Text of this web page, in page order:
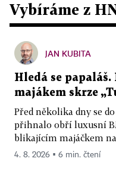
Vybíráme z
JAN KUBITA
Hledá se
majákem skrze
Před několika dny se
přihnalo obří luxusní
blikajícím majáčkem
4. 8. 2026 ▪ 6 min. čtení